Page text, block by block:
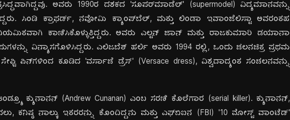
ಅವರು 1990ರ ದಶಕದ 'ಸೂಪರ್‌ಮಾಡೆಲ್' (supermodel) ವಿದ್ಯಮಾನವನ್ನು
ಸಿಂಡಿ ಕ್ರಾಫರ್ಡ್, ನವೋಮಿ ಕ್ಯಾಂಪ್‌ಬೆಲ್, ಮತ್ತು ಲಿಂಡಾ ಇವಾಂಜೆಲಿಸ್ಟಾ ಅವರಂತಹ
ಕಾಣಿಸಿಕೊಳ್ಳುತ್ತಿದ್ದರು. ಅವರು ಎಲ್ಟನ್ ಜಾನ್ ಮತ್ತು ರಾಜಕುಮಾರಿ ಡಯಾನಾ
ವಿನ್ಯಾಸಗೊಳಿಸಿದ್ದರು. ಎಲಿಜಬೆತ್ ಹರ್ಲಿ ಅವರು 1994 ರಲ್ಲಿ, ಒಂದು ಚಲನಚಿತ್ರ ಪ್ರಥಮ
ಸೇಫ್ಟಿ ಪಿನ್‌ಗಳಿಂದ ಕೂಡಿದ 'ವರ್ಸಾಚೆ ಡ್ರೆಸ್' (Versace dress), ವಿಶ್ವದಾದ್ಯಂತ ಸಂಚಲನವನ್ನು
ಕ್ಯುನಾನನ್ (Andrew Cunanan) ಎಂಬ ಸರಣಿ ಕೊಲೆಗಾರ (serial killer). ಕ್ಯುನಾನನ್,
ಕನಿಷ್ಠ ನಾಲ್ಕು ಇತರರನ್ನು ಕೊಂದಿದ್ದನು ಮತ್ತು ಎಫ್‌ಬಿಐನ (FBI) '10 ಮೋಸ್ಟ್ ವಾಂಟೆಡ್'